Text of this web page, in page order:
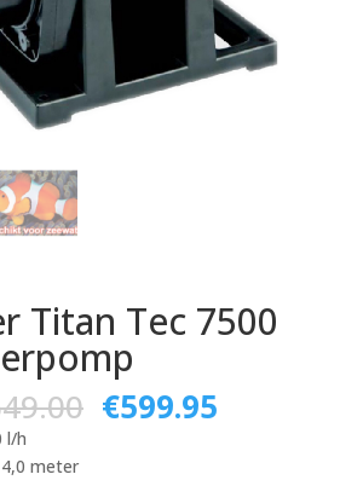
Titan Tec 7500
€599.95
l/h
meter